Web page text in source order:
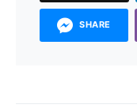
SHARE